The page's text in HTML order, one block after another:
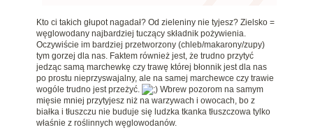
Kto ci takich głupot nagadał? Od zieleniny nie tyjesz? Zielsko =
węglowodany najbardziej tuczący składnik pożywienia.
Oczywiście im bardziej przetworzony (chleb/makarony/zupy)
tym gorzej dla nas. Faktem również jest, że trudno przytyć
jedząc samą marchewkę czy trawę której błonnik jest dla nas
po prostu nieprzyswajalny, ale na samej marchewce czy trawie
wogóle trudno jest przeżyć.
Wbrew pozorom na samym
mięsie mniej przytyjesz niż na warzywach i owocach, bo z
białka i tłuszczu nie buduje się ludzka tkanka tłuszczowa tylko
właśnie z roślinnych węglowodanów.